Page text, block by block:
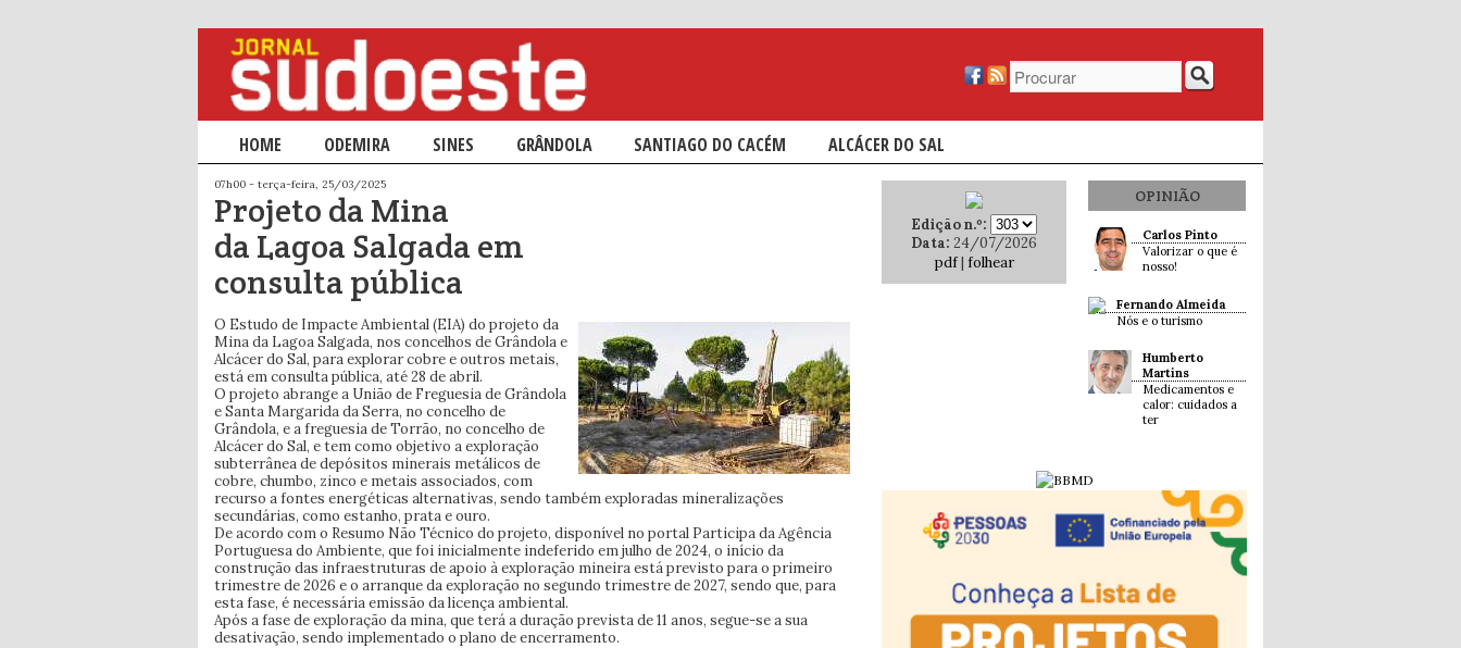
Menu principal
SALTAR PARA O CONTEÚDO PRIMÁRIO
SALTAR PARA O CONTEÚDO SECUNDÁRIO
HOME ODEMIRA SINES GRÂNDOLA SANTIAGO DO CACÉM ALCÁCER DO SAL
07h00 - terça-feira, 25/03/2025
Projeto da Mina
da Lagoa Salgada em
consulta pública
O Estudo de Impacte Ambiental (EIA) do projeto da
Mina da Lagoa Salgada, nos concelhos de Grândola e
Alcácer do Sal, para explorar cobre e outros metais,
está em consulta pública, até 28 de abril.
O projeto abrange a União de Freguesia de Grândola
e Santa Margarida da Serra, no concelho de
Grândola, e a freguesia de Torrão, no concelho de
Alcácer do Sal, e tem como objetivo a exploração
subterrânea de depósitos minerais metálicos de
cobre, chumbo, zinco e metais associados, com
recurso a fontes energéticas alternativas, sendo também exploradas mineralizações
secundárias, como estanho, prata e ouro.
De acordo com o Resumo Não Técnico do projeto, disponível no portal Participa da Agência
Portuguesa do Ambiente, que foi inicialmente indeferido em julho de 2024, o início da
construção das infraestruturas de apoio à exploração mineira está previsto para o primeiro
trimestre de 2026 e o arranque da exploração no segundo trimestre de 2027, sendo que, para
esta fase, é necessária emissão da licença ambiental.
Após a fase de exploração da mina, que terá a duração prevista de 11 anos, segue-se a sua
desativação, sendo implementado o plano de encerramento.
Edição n.º:
Data: 24/07/2026
pdf | folhear
OPINIÃO
Carlos Pinto
Valorizar o que é
nosso!
Fernando Almeida
Nós e o turismo
Humberto
Martins
Medicamentos e
calor: cuidados a
ter